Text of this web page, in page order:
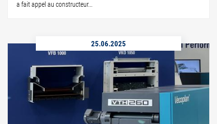
a fait appel au constructeur...
25.06.2025